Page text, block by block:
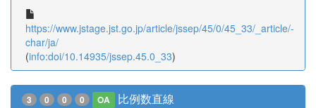
https://www.jstage.jst.go.jp/article/jssep/45/0/45_33/_article/-
char/ja/
(info:doi/10.14935/jssep.45.0_33)
3 0 0 0 OA 比例数直線